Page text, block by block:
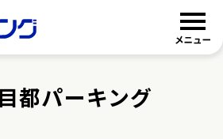
都ハウジング
都パーキング